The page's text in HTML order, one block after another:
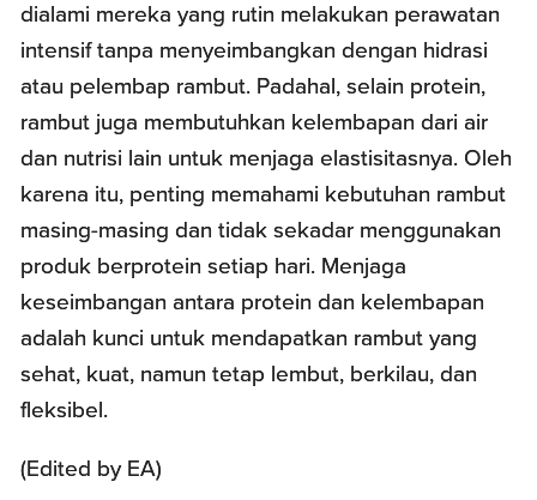
dialami mereka yang rutin melakukan perawatan
intensif tanpa menyeimbangkan dengan hidrasi
atau pelembap rambut. Padahal, selain protein,
rambut juga membutuhkan kelembapan dari air
dan nutrisi lain untuk menjaga elastisitasnya. Oleh
karena itu, penting memahami kebutuhan rambut
masing-masing dan tidak sekadar menggunakan
produk berprotein setiap hari. Menjaga
keseimbangan antara protein dan kelembapan
adalah kunci untuk mendapatkan rambut yang
sehat, kuat, namun tetap lembut, berkilau, dan
fleksibel.
(Edited by EA)